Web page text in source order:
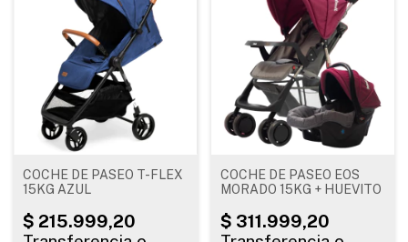
COCHE DE PASEO T-FLEX
15KG AZUL
COCHE DE PASEO EOS
MORADO 15KG + HUEVITO